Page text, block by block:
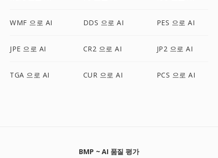
WMF 으로 AI DDS 으로 AI PES 으로 AI
JPE 으로 AI CR2 으로 AI JP2 으로 AI
TGA 으로 AI CUR 으로 AI PCS 으로 AI
BMP ~ AI 품질 평가